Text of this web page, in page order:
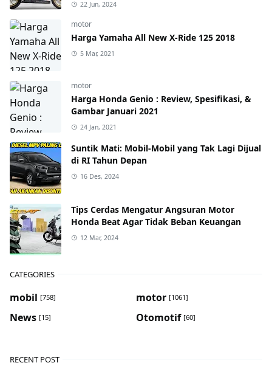
22 Jun, 2024
motor
Harga Yamaha All New X-Ride 125 2018
5 Mar, 2021
motor
Harga Honda Genio : Review, Spesifikasi, &
Gambar Januari 2021
24 Jan, 2021
Suntik Mati: Mobil-Mobil yang Tak Lagi Dijual
di RI Tahun Depan
16 Des, 2024
Tips Cerdas Mengatur Angsuran Motor
Honda Beat Agar Tidak Beban Keuangan
12 Mar, 2024
CATEGORIES
mobil [758] motor [1061]
News [15] Otomotif [60]
RECENT POST